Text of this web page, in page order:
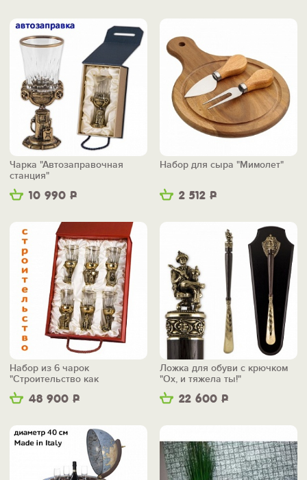
10 990 Р
Чарка "Автозаправочная
станция"
2 512 Р
Набор для сыра "Мимолет"
48 900 Р
Набор из 6 чарок
"Строительство как
искусство"
22 600 Р
Ложка для обуви с крючком
"Ох, и тяжела ты!"